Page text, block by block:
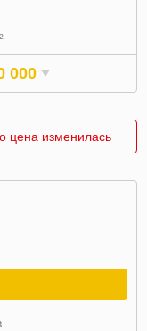
000
цена изменилась